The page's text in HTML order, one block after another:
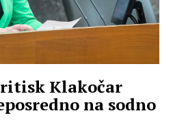
Klakočar
na sodno